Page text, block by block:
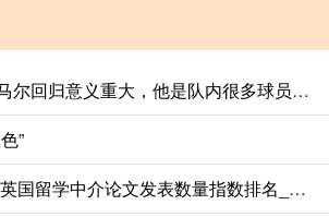
元配网 库尼亚：内马尔回归意义重大，他是队内很多球员的偶像
”
间群策略 科研产出 英国留学中介论文发表数量指数排名_学术_高等教育